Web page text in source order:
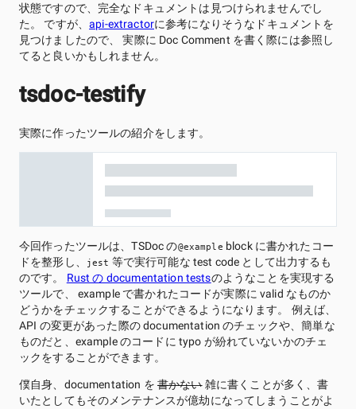
状態ですので、完全なドキュメントは見つけられませんでし
た。 ですが、api-extractorに参考になりそうなドキュメントを
見つけましたので、 実際に Doc Comment を書く際には参照し
てると良いかもしれません。
tsdoc-testify
実際に作ったツールの紹介をします。
今回作ったツールは、TSDoc の@example block に書かれたコー
ドを整形し、
jest 等で実行可能な test code として出力するも
のです。 Rust の documentation testsのようなことを実現する
ツールで、 example で書かれたコードが実際に valid なものか
どうかをチェックすることができるようになります。 例えば、
API の変更があった際の documentation のチェックや、簡単な
ものだと、example のコードに typo が紛れていないかのチェ
ックをすることができます。
僕自身、documentation を 書かない雑に書くことが多く、書
いたとしてもそのメンテナンスが億劫になってしまうことがよ